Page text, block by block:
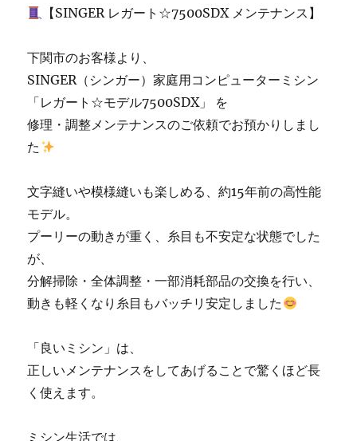
の
修
販
店
ン
に
【SINGER レガート☆7500SDX メンテナンス】
下関市のお客様より、
SINGER（シンガー）家庭用コンピューターミシン
「レガート☆モデル7500SDX」 を
修理・調整メンテナンスのご依頼でお預かりしまし
た
文字縫いや模様縫いも楽しめる、約15年前の高性能
モデル。
プーリーの動きが重く、糸目も不安定な状態でした
が、
分解掃除・全体調整・一部消耗部品の交換を行い、
動きも軽くなり糸目もバッチリ安定しました
「良いミシン」は、
正しいメンテナンスをしてあげることで驚くほど長
く使えます。
ミシン生活では、